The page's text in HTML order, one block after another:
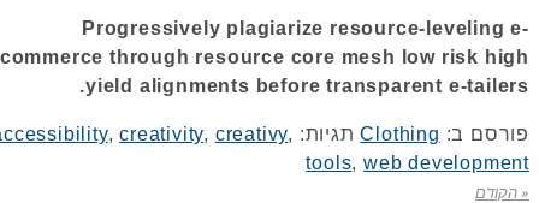
Progressively plagiarize resource-leveling e-
commerce through resource core mesh low risk high
yield alignments before transparent e-tailers.
פורסם ב:Clothing תגיות: accessibility ,creativity ,creativy ,
tools ,web development
« הקודם